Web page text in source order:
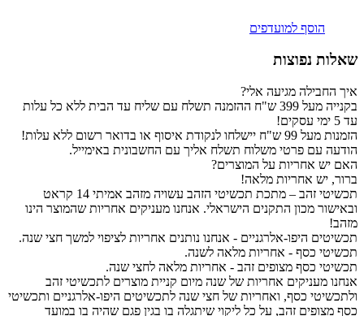
הוסף למועדפים
שאלות נפוצות
איך החבילה מגיעה אלי?
בקנייה מעל 399 ש"ח ההזמנה תשלח עם שליח עד הבית ללא כל עלות
עד 5 ימי עסקים!
הזמנות מעל 99 ש"ח יישלחו לנקודת איסוף או בדואר רשום ללא עלות!
הודעה עם פרטי משלוח תשלח אליך עם החשבונית באימייל.
האם יש אחריות על המוצרים?
ברור, יש אחריות מלאה!
תכשיטי זהב – מתכת תכשיטי הזהב עשויה מזהב אמיתי 14 קראט
ובאישור מכון התקנים הישראלי. אנחנו מעניקים אחריות שהמוצר הינו
מזהב!
תכשיטים היפו-אלרגניים - אנחנו נותנים אחריות לציפוי למשך חצי שנה.
תכשיטי כסף - אחריות מלאה לשנה.
תכשיטי כסף מצופים זהב - אחריות מלאה לחצי שנה.
אנחנו מעניקים אחריות של שנה מיום קניית מוצרים לתכשיטי זהב
ולתכשיטי כסף, ואחריות של חצי שנה לתכשיטים היפו-אלרגניים ותכשיטי
כסף מצופים זהב, על כל ליקוי שיתגלה בו בגין פגם שהיה בו במועד